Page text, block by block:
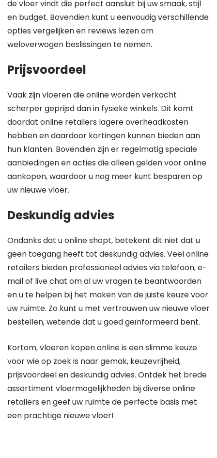
de vloer vindt die perfect aansluit bij uw smaak, stijl
en budget. Bovendien kunt u eenvoudig verschillende
opties vergelijken en reviews lezen om
weloverwogen beslissingen te nemen.
Prijsvoordeel
Vaak zijn vloeren die online worden verkocht
scherper geprijsd dan in fysieke winkels. Dit komt
doordat online retailers lagere overheadkosten
hebben en daardoor kortingen kunnen bieden aan
hun klanten. Bovendien zijn er regelmatig speciale
aanbiedingen en acties die alleen gelden voor online
aankopen, waardoor u nog meer kunt besparen op
uw nieuwe vloer.
Deskundig advies
Ondanks dat u online shopt, betekent dit niet dat u
geen toegang heeft tot deskundig advies. Veel online
retailers bieden professioneel advies via telefoon, e-
mail of live chat om al uw vragen te beantwoorden
en u te helpen bij het maken van de juiste keuze voor
uw ruimte. Zo kunt u met vertrouwen uw nieuwe vloer
bestellen, wetende dat u goed geïnformeerd bent.
Kortom, vloeren kopen online is een slimme keuze
voor wie op zoek is naar gemak, keuzevrijheid,
prijsvoordeel en deskundig advies. Ontdek het brede
assortiment vloermogelijkheden bij diverse online
retailers en geef uw ruimte de perfecte basis met
een prachtige nieuwe vloer!